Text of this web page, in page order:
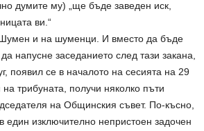
думите му) „ще бъде заведен иск,
ви.“
и на шуменци. И вместо да бъде
напусне заседанието след тази закана,
появил се в началото на сесията на 29
трибуната, получи няколко пъти
на Общинския съвет. По-късно,
един изключително непристоен задочен